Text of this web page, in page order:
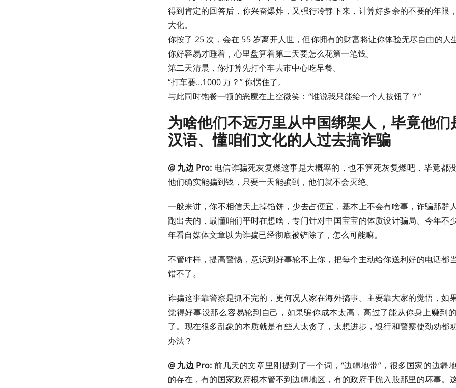
得到肯定的回答后，你兴奋爆炸，又强行冷静下来，计算好多余的不要的年限
大化。
你按了 25 次，会在 55 岁离开人世，但你拥有的财富将让你体验无尽自由的人
你好容易才睡着，心里盘算着第二天要怎么花第一笔钱。
第二天清晨，你打算先打个车去市中心吃早餐。
“打车要...1000 万？” 你愣住了。
与此同时饱餐一顿的恶魔在上空微笑：“谁说我只能给一个人按钮了？”
为啥他们不远万里从中国绑架人，毕竟他们
汉语、懂咱们文化的人过去搞诈骗
@ 九边 Pro: 电信诈骗死灰复燃这事是大概率的，也不算死灰复燃吧，毕竟都
他们确实能骗到钱，只要一天能骗到，他们就不会灭绝。
一般来讲，你不相信天上掉馅饼，少去占便宜，基本上不会有啥事，诈骗那群
跑出去的，最懂咱们平时在想啥，专门针对中国宝宝的体质设计骗局。今年不
年看自媒体文章以为诈骗已经彻底被铲除了，怎么可能嘛。
不管咋样，提高警惕，意识到好事轮不上你，把每个主动给你送利好的电话都
错不了。
诈骗这事靠警察是抓不完的，更何况人家在海外搞事。主要靠大家的觉悟，如
觉得好事没那么容易轮到自己，如果骗你成本太高，高过了能从你身上赚到
了。现在很多乱象的本质就是有些人太贪了，太想进步，银行和警察使劲劝都
办法？
@ 九边 Pro: 前几天的文章里刚提到了一个词，“边疆地带”，很多国家的边疆
的存在，有的国家政府根本管不到边疆地区，有的政府干脆入股那里的坏事。